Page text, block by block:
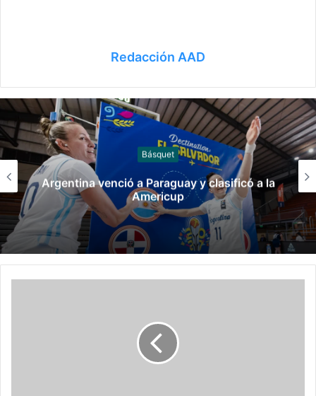
Redacción AAD
Canotaje
Manuel Tripano se consagró campeón
panamericano de canotaje slalom